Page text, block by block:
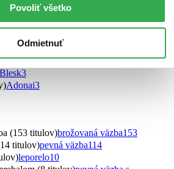
Povoliť všetko
Odmietnuť
HladoHlas3
(3 tituly)Barrister & Principal3
Könemann
Thovt3
Blesk3
Adonai3
(153 titulov)brožovaná väzba153
titulov)pevná väzba114
leporelo10